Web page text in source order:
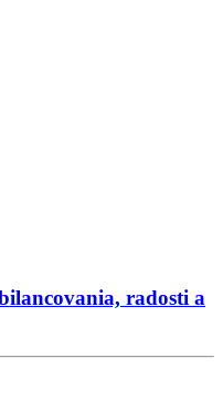
radosti a